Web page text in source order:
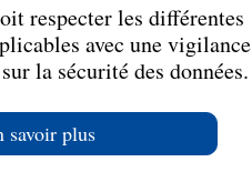
respecter les différentes
avec une vigilance
la sécurité des données.
savoir plus